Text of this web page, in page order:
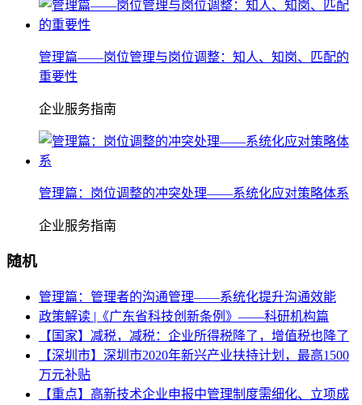
管理篇——岗位管理与岗位调整：知人、知岗、匹配的
重要性
企业服务指南
管理篇：岗位调整的冲突处理——系统化应对策略体系
企业服务指南
随机
管理篇：管理者的沟通管理——系统化提升沟通效能
政策解读 |《广东省科技创新条例》——科研机构篇
【国家】减税，减税：企业所得税降了，增值税也降了
【深圳市】深圳市2020年新兴产业扶持计划，最高1500
万元补贴
【重点】高新技术企业申报中管理制度需细化、立项成